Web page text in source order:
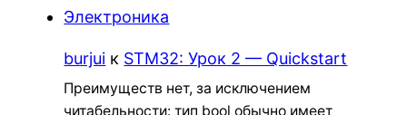
Электроника
burjui к STM32: Урок 2 — Quickstart
Преимуществ нет, за исключением
читабельности: тип bool обычно имеет